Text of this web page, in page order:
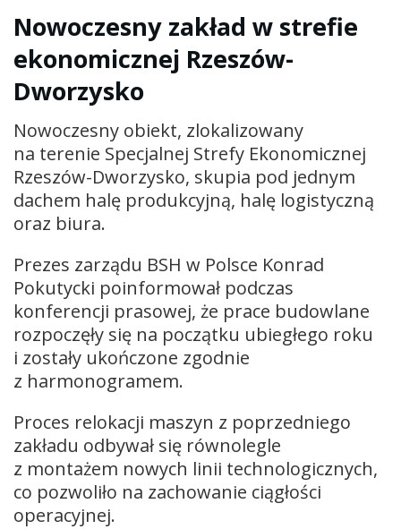
Nowoczesny zakład w strefie
ekonomicznej Rzeszów-
Dworzysko
Nowoczesny obiekt, zlokalizowany
na terenie Specjalnej Strefy Ekonomicznej
Rzeszów-Dworzysko, skupia pod jednym
dachem halę produkcyjną, halę logistyczną
oraz biura.
Prezes zarządu BSH w Polsce Konrad
Pokutycki poinformował podczas
konferencji prasowej, że prace budowlane
rozpoczęły się na początku ubiegłego roku
i zostały ukończone zgodnie
z harmonogramem.
Proces relokacji maszyn z poprzedniego
zakładu odbywał się równolegle
z montażem nowych linii technologicznych,
co pozwoliło na zachowanie ciągłości
operacyjnej.